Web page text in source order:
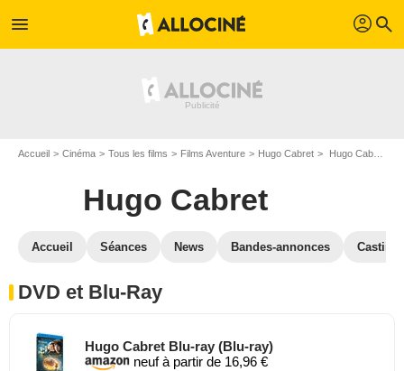
menu profil search
Accueil Cinéma Tous les films Films Aventure Hugo Cabret Hugo Cabret en DVD Blu Ray
Hugo Cabret
Accueil Séances News Bandes-annonces Casting
DVD et Blu-Ray
Hugo Cabret Blu-ray (Blu-ray)
neuf à partir de 16,96 €